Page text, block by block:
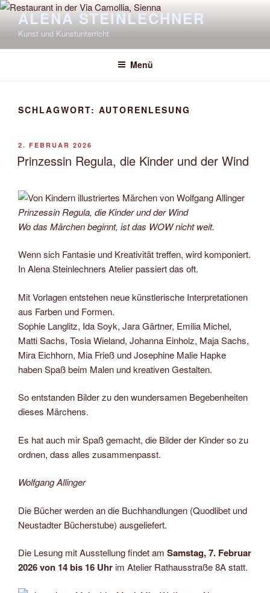
Zum
Inhalt
springen
ALENA STEINLECHNER
Kunst und Kunstunterricht
Menü
SCHLAGWORT: AUTORENLESUNG
VERÖFFENTLICHT
AM
2. FEBRUAR 2026
Prinzessin Regula, die Kinder und der Wind
Prinzessin Regula, die Kinder und der Wind
Wo das Märchen beginnt, ist das WOW nicht weit.
Wenn sich Fantasie und Kreativität treffen, wird komponiert.
In Alena Steinlechners Atelier passiert das oft.
Mit Vorlagen entstehen neue künstlerische Interpretationen
aus Farben und Formen.
Sophie Langlitz, Ida Soyk, Jara Gärtner, Emilia Michel,
Matti Sachs, Tosia Wieland, Johanna Einholz, Maja Sachs,
Mira Eichhorn, Mia Frieß und Josephine Malie Hapke
haben Spaß beim Malen und kreativen Gestalten.
So entstanden Bilder zu den wundersamen Begebenheiten
dieses Märchens.
Es hat auch mir Spaß gemacht, die Bilder der Kinder so zu
ordnen, dass alles zusammenpasst.
Wolfgang Allinger
Die Bücher werden an die Buchhandlungen (Quodlibet und
Neustadter Bücherstube) ausgeliefert.
Die Lesung mit Ausstellung findet am Samstag, 7. Februar
2026 von 14 bis 16 Uhrim Atelier Rathausstraße 8A statt.